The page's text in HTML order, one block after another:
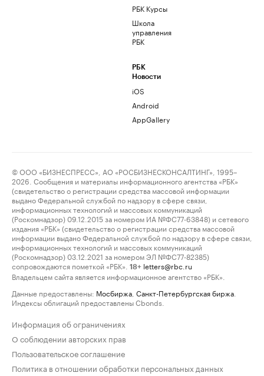
РБК Курсы
Школа
управления
РБК
РБК
Новости
iOS
Android
AppGallery
© ООО «БИЗНЕСПРЕСС», АО «РОСБИЗНЕСКОНСАЛТИНГ», 1995–
2026. Сообщения и материалы информационного агентства «РБК»
(свидетельство о регистрации средства массовой информации
выдано Федеральной службой по надзору в сфере связи,
информационных технологий и массовых коммуникаций
(Роскомнадзор) 09.12.2015 за номером ИА №ФС77-63848) и сетевого
издания «РБК» (свидетельство о регистрации средства массовой
информации выдано Федеральной службой по надзору в сфере связи,
информационных технологий и массовых коммуникаций
(Роскомнадзор) 03.12.2021 за номером ЭЛ №ФС77-82385)
сопровождаются пометкой «РБК».
18+ letters@rbc.ru
Владельцем сайта является информационное агентство «РБК».
Данные предоставлены: Мосбиржа Санкт-Петербургская биржа
Индексы облигаций предоставлены Cbonds.
Информация об ограничениях
О соблюдении авторских прав
Пользовательское соглашение
Политика в отношении обработки персональных данных